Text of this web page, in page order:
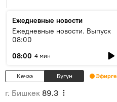
Ежедневные новости
Ежедневные новости. Выпуск
08:00
08:00 4 мин
Кечээ Бүгүн Эфирге
г. Бишкек 89.3